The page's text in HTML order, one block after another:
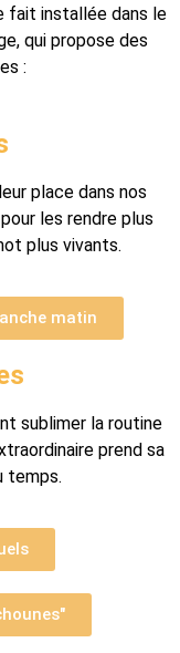
fait installée dans le
qui propose des
:
place dans nos
les rendre plus
plus vivants.
matin
sublimer la routine
prend sa
temps.